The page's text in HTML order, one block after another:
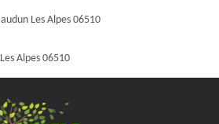
Les Alpes 06510
Alpes 06510